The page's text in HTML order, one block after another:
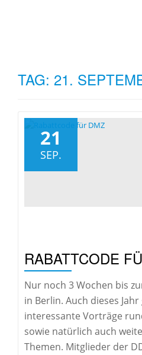
TAG: 21.
21
SEP.
RABATTCODE
Nur noch 3 Wochen bis
in Berlin. Auch dieses
interessante Vorträge
sowie natürlich auch
Themen. Mitglieder der